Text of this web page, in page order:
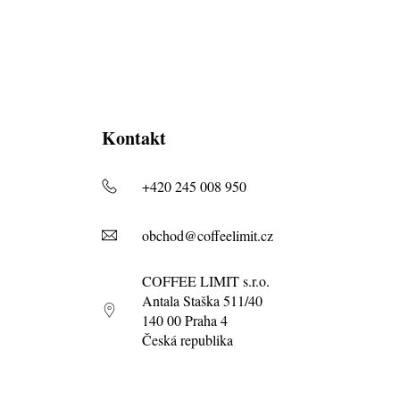
Kontakt
+420 245 008 950
obchod@coffeelimit.cz
COFFEE LIMIT s.r.o.
Antala Staška 511/40
140 00 Praha 4
Česká republika